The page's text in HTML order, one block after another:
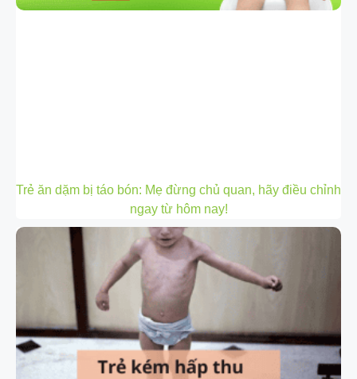
Trẻ ăn dặm bị táo bón: Mẹ đừng chủ quan, hãy điều chỉnh
ngay từ hôm nay!